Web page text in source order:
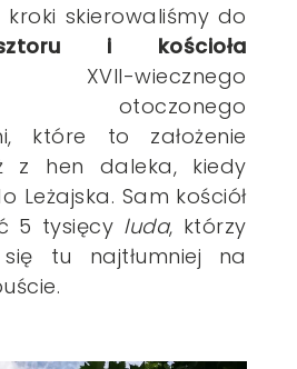
skierowaliśmy do
i kościoła
wiecznego
otoczonego
które to założenie
z hen daleka, kiedy
Leżajska. Sam kościół
5 tysięcy luda, którzy
tu najtłumniej na